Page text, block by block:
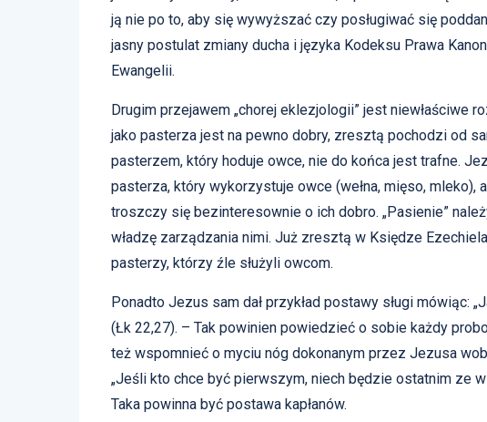
ją nie po to, aby się wywyższać czy posługiwać się
jasny postulat zmiany ducha i języka Kodeksu Prawa
Ewangelii.
Drugim przejawem „chorej eklezjologii” jest niewłaściwe
jako pasterza jest na pewno dobry, zresztą pochodzi od
pasterzem, który hoduje owce, nie do końca jest trafne.
pasterza, który wykorzystuje owce (wełna, mięso, mleko),
troszczy się bezinteresownie o ich dobro. „Pasienie”
władzę zarządzania nimi. Już zresztą w Księdze
pasterzy, którzy źle służyli owcom.
Ponadto Jezus sam dał przykład postawy sługi mówiąc:
(Łk 22,27). – Tak powinien powiedzieć o sobie każdy
też wspomnieć o myciu nóg dokonanym przez Jezusa
„Jeśli kto chce być pierwszym, niech będzie ostatnim ze
Taka powinna być postawa kapłanów.